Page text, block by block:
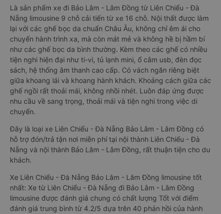
Là sản phẩm xe đi Bảo Lâm - Lâm Đồng từ Liên Chiểu - Đà
Nẵng limousine 9 chỗ cải tiến từ xe 16 chỗ. Nội thất được làm
lại với các ghế bọc da chuẩn Châu Âu, không chỉ êm ái cho
chuyến hành trình xa, mà còn mát mẻ và không hề bị hầm bí
như các ghế bọc da bình thường. Kèm theo các ghế có nhiều
tiện nghi hiện đại như ti-vi, tủ lạnh mini, ổ cắm usb, đèn đọc
sách, hệ thống âm thanh cao cấp. Có vách ngăn riêng biệt
giữa khoang lái và khoang hành khách. Khoảng cách giữa các
ghế ngồi rất thoải mái, không nhồi nhét. Luôn đáp ứng được
nhu cầu về sang trọng, thoải mái và tiện nghi trong việc di
chuyển.
Đây là loại xe Liên Chiểu - Đà Nẵng Bảo Lâm - Lâm Đồng có
hỗ trợ đón/trả tận nơi miễn phí tại nội thành Liên Chiểu - Đà
Nẵng và nội thành Bảo Lâm - Lâm Đồng, rất thuận tiện cho du
khách.
Xe Liên Chiểu - Đà Nẵng Bảo Lâm - Lâm Đồng limousine tốt
nhất: Xe từ Liên Chiểu - Đà Nẵng đi Bảo Lâm - Lâm Đồng
limousine được đánh giá chung có chất lượng Tốt với điểm
đánh giá trung bình từ 4.2/5 dựa trên 40 phản hồi của hành